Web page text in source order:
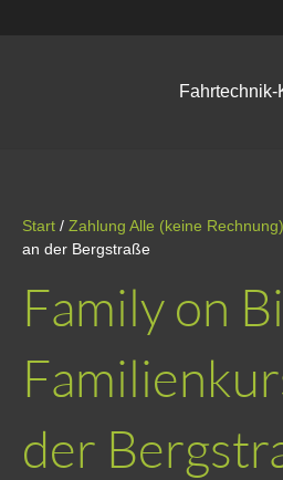
Fahrtechnik-
Start /Zahlung Alle (keine Rechnung)
an der Bergstraße
Family on
der